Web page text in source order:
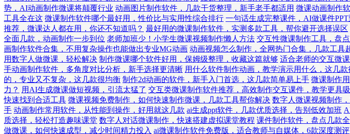
势，AI动画制作微课将颠覆行业 动画图片制作软件，几款干货整理，新手老手都适用 微课动画制作
工具全在这 微课制作软件哪个最好用，性价比与实用性综合排行 一句话生成完整课件，AI做课件
推荐，微课达人都在用，你还不知道吗？ 最好用的微课制作软件，实测多款工具，帮你避开选择误区
全面几款，动画制作一步到位 老师加班少！小学生微课视频制作懒人方法 交互性微课制作工具，盘
画制作软件合集，不用复杂操作也能做出专业MG动画 动画视频怎么制作，全网热门合集，几款工具
用数字人做微课，轻松解决 制作微课哪个软件好用，保姆级整理，收藏这篇就够 适合老师的交互微
手动画制作软件，多角度对比分析，新手选择更清晰 用什么软件制作动画，教学演示用什么，这几款
的，专业又不复杂，这几款很均衡 制作2d动画的软件，新手入门首选，这几款简单易上手 微课制作
力？ 用AI生成微课做短视频，引流太猛了 交互类微课制作软件推荐，高效制作交互课件，教学更具
快速找到合适工具 微课视频免费制作，如何快速制作微课，几款工具帮你解决 数字人微课视频制作
手 动画制作常用软件，从性能到操作，好用就这几款 ai生成ppt软件，几款优质选择，告别低效加班
质选择，轻松打造趣味课堂 数字人对话微课制作，快速搭建虚拟课堂教程 课件制作软件，盘点几款
做微课，如何快速成型，减少时间精力投入 ai微课制作软件免费版，适合教师与自媒体，6款深度测评